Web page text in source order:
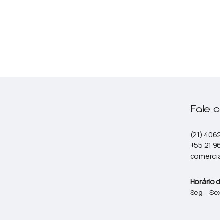
Fale
(21)
+55 21
Horário
Seg –